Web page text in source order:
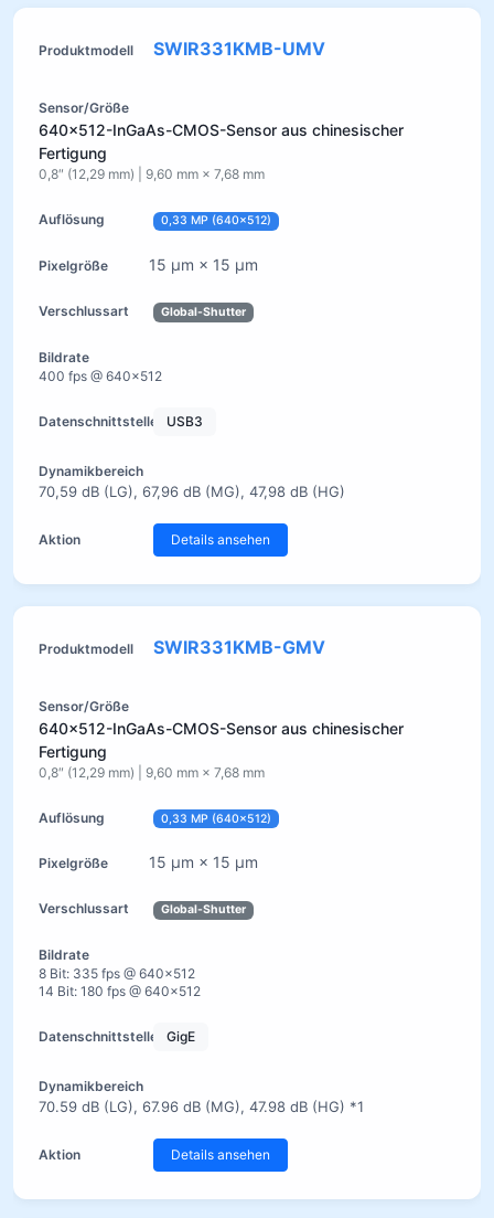
SWIR331KMB-UMV
640×512-InGaAs-CMOS-Sensor aus chinesischer
Fertigung
0,8″ (12,29 mm) | 9,60 mm × 7,68 mm
0,33 MP (640×512)
15 µm × 15 µm
Global-Shutter
400 fps @ 640×512
USB3
70,59 dB (LG), 67,96 dB (MG), 47,98 dB (HG)
Details ansehen
SWIR331KMB-GMV
640×512-InGaAs-CMOS-Sensor aus chinesischer
Fertigung
0,8″ (12,29 mm) | 9,60 mm × 7,68 mm
0,33 MP (640×512)
15 µm × 15 µm
Global-Shutter
8 Bit: 335 fps @ 640×512
14 Bit: 180 fps @ 640×512
GigE
70.59 dB (LG), 67.96 dB (MG), 47.98 dB (HG) *1
Details ansehen